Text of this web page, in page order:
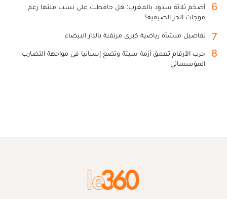
6
أضخم ثلاثة سدود بالمغرب: هل حافظت على نسب ملئها رغم
موجات الحر الصيفية؟
7 تفاصيل منشأة رياضية كبرى مرتقبة بالدار البيضاء
8
حرب الأرقام تعمق أزمة سبتة وتضع إسبانيا في مواجهة التضارب
المؤسساتي